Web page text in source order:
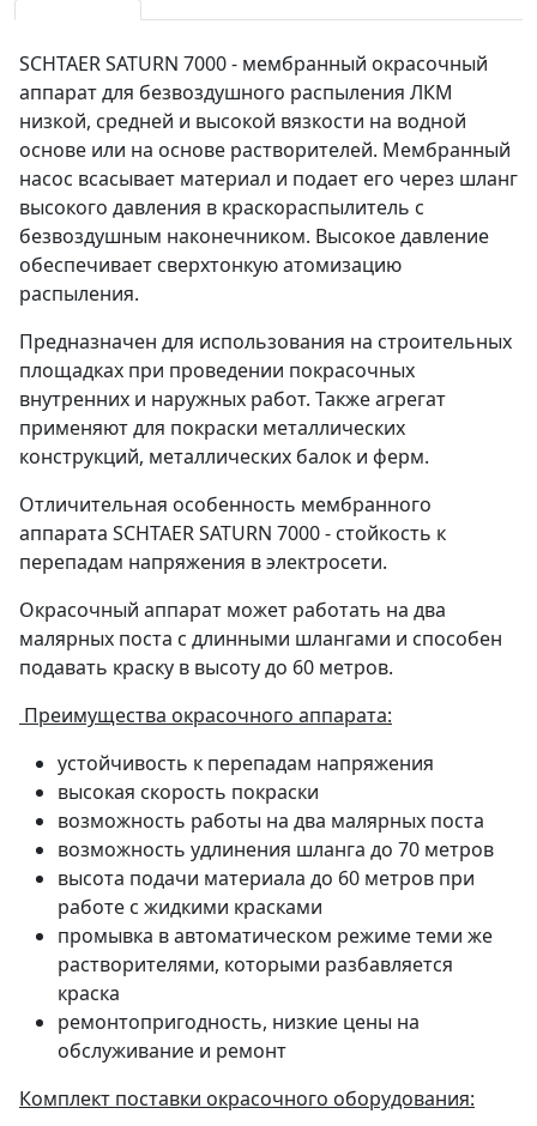
SCHTAER SATURN 7000 - мембранный окрасочный
аппарат для безвоздушного распыления ЛКМ
низкой, средней и высокой вязкости на водной
основе или на основе растворителей. Мембранный
насос всасывает материал и подает его через шланг
высокого давления в краскораспылитель с
безвоздушным наконечником. Высокое давление
обеспечивает сверхтонкую атомизацию
распыления.
Предназначен для использования на строительных
площадках при проведении покрасочных
внутренних и наружных работ. Также агрегат
применяют для покраски металлических
конструкций, металлических балок и ферм.
Отличительная особенность мембранного
аппарата SCHTAER SATURN 7000 - стойкость к
перепадам напряжения в электросети.
Окрасочный аппарат может работать на два
малярных поста с длинными шлангами и способен
подавать краску в высоту до 60 метров.
Преимущества окрасочного аппарата:
устойчивость к перепадам напряжения
высокая скорость покраски
возможность работы на два малярных поста
возможность удлинения шланга до 70 метров
высота подачи материала до 60 метров при
работе с жидкими красками
промывка в автоматическом режиме теми же
растворителями, которыми разбавляется
краска
ремонтопригодность, низкие цены на
обслуживание и ремонт
Комплект поставки окрасочного оборудования: